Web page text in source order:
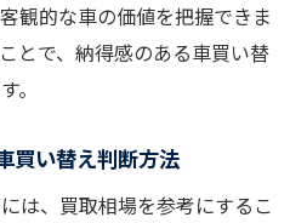
観的な車の価値を把握できま
とで、納得感のある車買い替
。
買い替え判断方法
は、買取相場を参考にするこ